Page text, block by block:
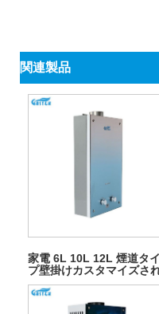
関連製品
家電 6L 10L 12L 煙道タイ
プ壁掛けカスタマイズさ
たガラスパネルタンクレ
インスタントガス間欠泉シ
ャワー入浴用